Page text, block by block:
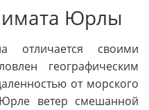
Юрлы
своими
географическим
от морского
ветер смешанной